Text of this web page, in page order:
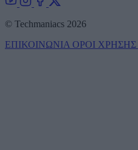
© Techmaniacs 2026
ΕΠΙΚΟΙΝΩΝΙΑ ΟΡΟΙ ΧΡΗΣΗΣ